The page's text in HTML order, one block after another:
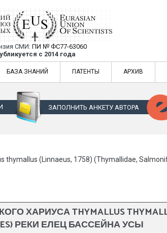
Союз Ученых — публикация
СМИ:ПИ № ФС77-63060
с 2014 года
— публикация научных статей в
БАЗА ЗНАНИЙ ПАТЕНТЫ АРХИВ
ЗАПОЛНИТЬ АНКЕТУ АВТОРА
(Linnaeus, 1758) (Thymallidae,
THYMALLUS THYMALLUS
РЕКИ ЕЛЕЦ БАССЕЙНА УСЫ